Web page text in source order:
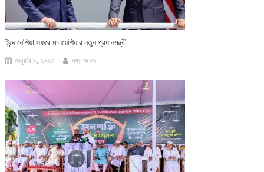
ইন্দোনেশিয়া সফরে মালয়েশিয়ার নতুন প্রধানমন্ত্রী
জানুয়ারি ৯, ২০২৩ সময় সংবাদ